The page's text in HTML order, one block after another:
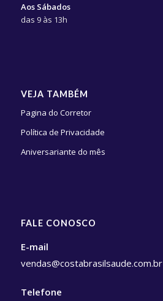
Aos Sábados
das 9 às 13h
VEJA TAMBÉM
Pagina do Corretor
Política de Privacidade
Aniversariante do mês
FALE CONOSCO
E-mail
vendas@costabrasilsaude.com.br
Telefone